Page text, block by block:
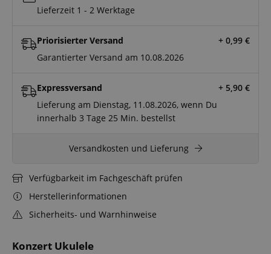
Konzert Ukulele
Lieferzeit 1 - 2 Werktage
Priorisierter Versand + 0,99 €
Garantierter Versand am 10.08.2026
Expressversand + 5,90 €
Lieferung am Dienstag, 11.08.2026, wenn Du
innerhalb3 Tage 25 Min. bestellst
Versandkosten und Lieferung
Verfügbarkeit im Fachgeschäft prüfen
Herstellerinformationen
Sicherheits- und Warnhinweise